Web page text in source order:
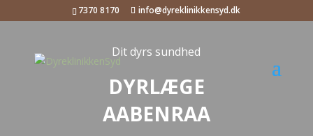
7370 8170 info@dyreklinikkensyd.dk
Dit dyrs sundhed
DYRLÆGE
AABENRAA